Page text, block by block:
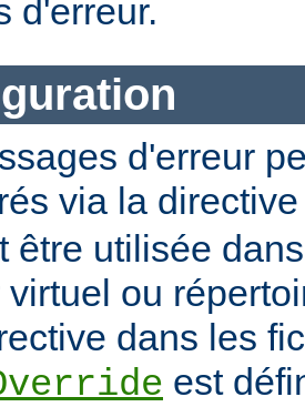
d'erreur.
d'erreur
via la
être utilisée
virtuel ou
dans les
est